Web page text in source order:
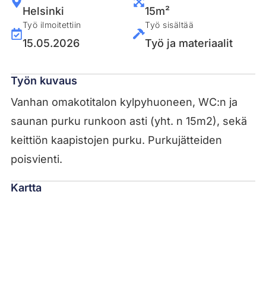
Helsinki
Työ ilmoitettiin
15.05.2026
15m²
Työ sisältää
Työ ja materiaalit
Työn kuvaus
Vanhan omakotitalon kylpyhuoneen, WC:n ja
saunan purku runkoon asti (yht. n 15m2), sekä
keittiön kaapistojen purku. Purkujätteiden
poisvienti.
Kartta